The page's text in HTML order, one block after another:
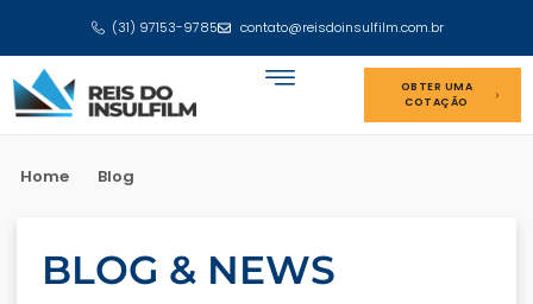
(31) 97153-9785 contato@reisdoinsulfilm.com.br
OBTER UMA
COTAÇÃO
Home Blog
BLOG & NEWS